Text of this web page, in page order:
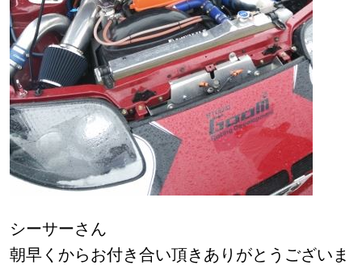
シーサーさん
朝早くからお付き合い頂きありがとうございま